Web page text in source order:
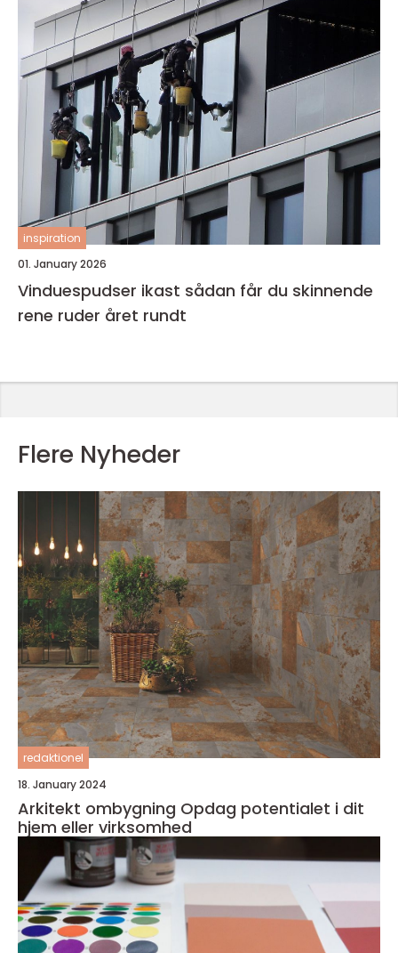
inspiration
01. January 2026
Vinduespudser ikast sådan får du skinnende
rene ruder året rundt
Flere Nyheder
redaktionel
18. January 2024
Arkitekt ombygning Opdag potentialet i dit
hjem eller virksomhed